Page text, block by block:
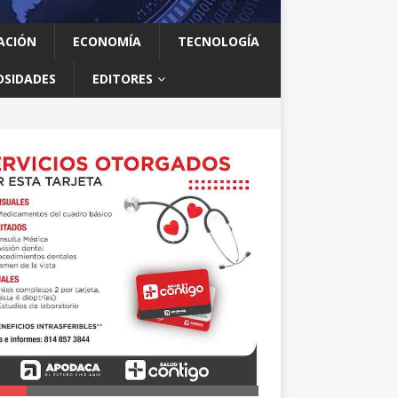
ECONOMÍA TECNOLOGÍA
EDITORES